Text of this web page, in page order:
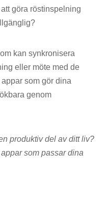
göra röstinspelning
kan synkronisera
eller möte med de
som gör dina
genom
produktiv del av ditt liv?
som passar dina